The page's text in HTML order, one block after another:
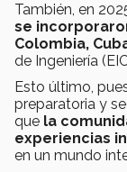
También, en
se
Colombia,
de Ingeniería
Esto último,
preparatoria y
que la
experiencias
en un mundo